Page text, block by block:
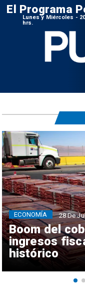
El Programa
Lunes y Miércoles -
hrs.
Boom del
ingresos
histórico
ECONOMÍA 28 De